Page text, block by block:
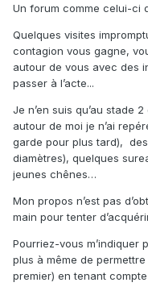
Un forum comme celui-ci
Quelques visites
contagion vous gagne,
autour de vous avec des
passer à l’acte...
Je n’en suis qu’au stade
autour de moi je n’ai
garde pour plus tard),
diamètres), quelques
jeunes chênes…
Mon propos n’est pas
main pour tenter
Pourriez-vous m’indiquer
plus à même de
premier) en tenant